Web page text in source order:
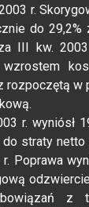
r.
do
III kw.
rozpoczętą w
r. wyniósł
do straty
Poprawa
z